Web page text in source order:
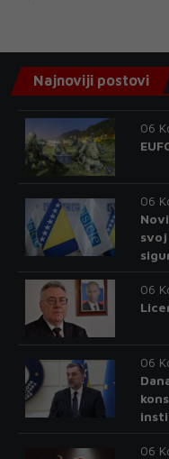
Najnoviji postovi
06
06
06
06
06